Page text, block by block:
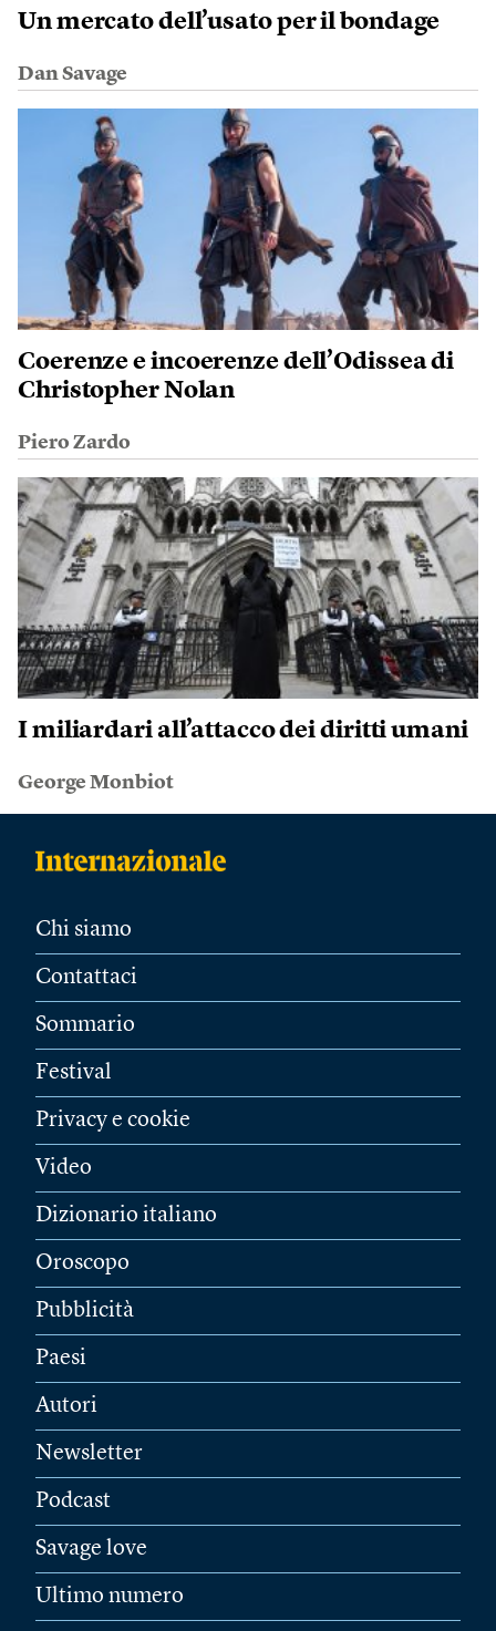
Un mercato dell’usato per il bondage
Dan Savage
Coerenze e incoerenze dell’Odissea di
Christopher Nolan
Piero Zardo
I miliardari all’attacco dei diritti umani
George Monbiot
Chi siamo
Contattaci
Sommario
Festival
Privacy e cookie
Video
Dizionario italiano
Oroscopo
Pubblicità
Paesi
Autori
Newsletter
Podcast
Savage love
Ultimo numero